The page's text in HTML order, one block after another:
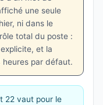
une seule
ni dans le
total du poste :
et la
par défaut.
22 vaut pour le